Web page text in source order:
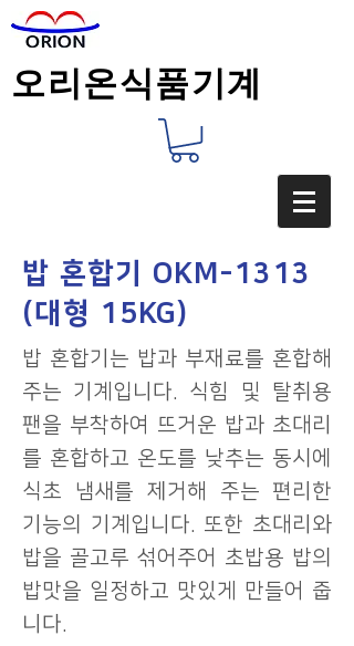
오리온식품기계
밥 혼합기 OKM-1313
(대형 15KG)
​밥 혼합기는 밥과 부재료를 혼합해
주는 기계입니다. 식힘 및 탈취용
팬을 부착하여 뜨거운 밥과 초대리
를 혼합하고 온도를 낮추는 동시에
식초 냄새를 제거해 주는 편리한
기능의 기계입니다. 또한 초대리와
밥을 골고루 섞어주어 초밥용 밥의
밥맛을 일정하고 맛있게 만들어 줍
니다.